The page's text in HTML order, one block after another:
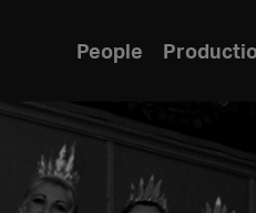
People